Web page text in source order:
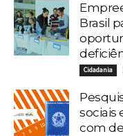
Brasil
Cidadania
sociais
com